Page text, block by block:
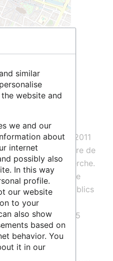
OpenStreetMapcontributors
sur le stockage
l’énergie créé en 2011
soutien du Ministère de
et de la recherche.
de recherche
établissements publics
du transfert
IFPEN, Ineris) et 15
de recherche et de
similar
website and
we and our
about
internet
possibly also
In this way
profile.
our website
to your
also show
based on
behavior. You
it in our